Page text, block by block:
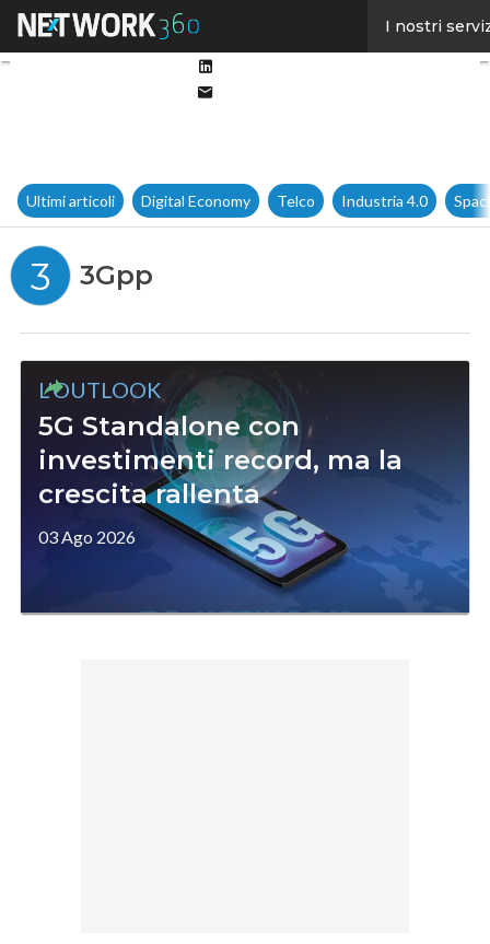
I nostri
Ultimi articoli Digital Economy Telco Industria 4.0
3 3Gpp
L'OUTLOOK
5G Standalone con
investimenti record, ma la
crescita rallenta
03 Ago 2026